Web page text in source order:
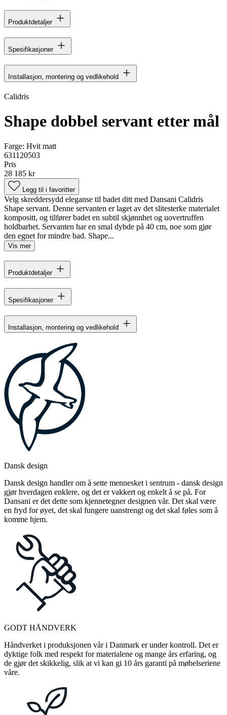
Produktdetaljer
Spesifikasjoner
Installasjon, montering og vedlikehold
Calidris
Shape dobbel servant etter mål
Farge: Hvit matt
631120503
Pris
28 185 kr
Legg til i favoritter
Velg skreddersydd eleganse til badet ditt med Dansani Calidris
Shape servant. Denne servanten er laget av det slitesterke materialet
kompositt, og tilfører badet en subtil skjønnhet og uovertruffen
holdbarhet. Servanten har en smal dybde på 40 cm, noe som gjør
den egnet for mindre bad. Shape...
Vis mer
Produktdetaljer
Spesifikasjoner
Installasjon, montering og vedlikehold
Dansk design
Dansk design handler om å sette mennesket i sentrum - dansk design
gjør hverdagen enklere, og det er vakkert og enkelt å se på. For
Dansani er det dette som kjennetegner designen vår. Det skal være
en fryd for øyet, det skal fungere uanstrengt og det skal føles som å
komme hjem.
GODT HÅNDVERK
Håndverket i produksjonen vår i Danmark er under kontroll. Det er
dyktige folk med respekt for materialene og mange års erfaring, og
de gjør det skikkelig, slik at vi kan gi 10 års garanti på møbelseriene
våre.